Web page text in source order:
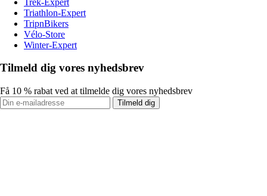
Triathlon-Expert
TripnBikers
Vélo-Store
Winter-Expert
Tilmeld dig vores nyhedsbrev
Få 10 % rabat ved at tilmelde dig vores nyhedsbrev
Tilmeld dig